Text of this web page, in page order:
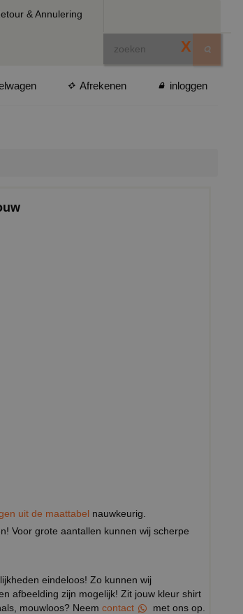
& Annulering
X
Afrekenen inloggen
uit de maattabel nauwkeurig.
Voor grote aantallen kunnen wij scherpe
eindeloos! Zo kunnen wij
afbeelding zijn mogelijk! Zit jouw kleur shirt
mouwloos? Neem contact
met ons op.